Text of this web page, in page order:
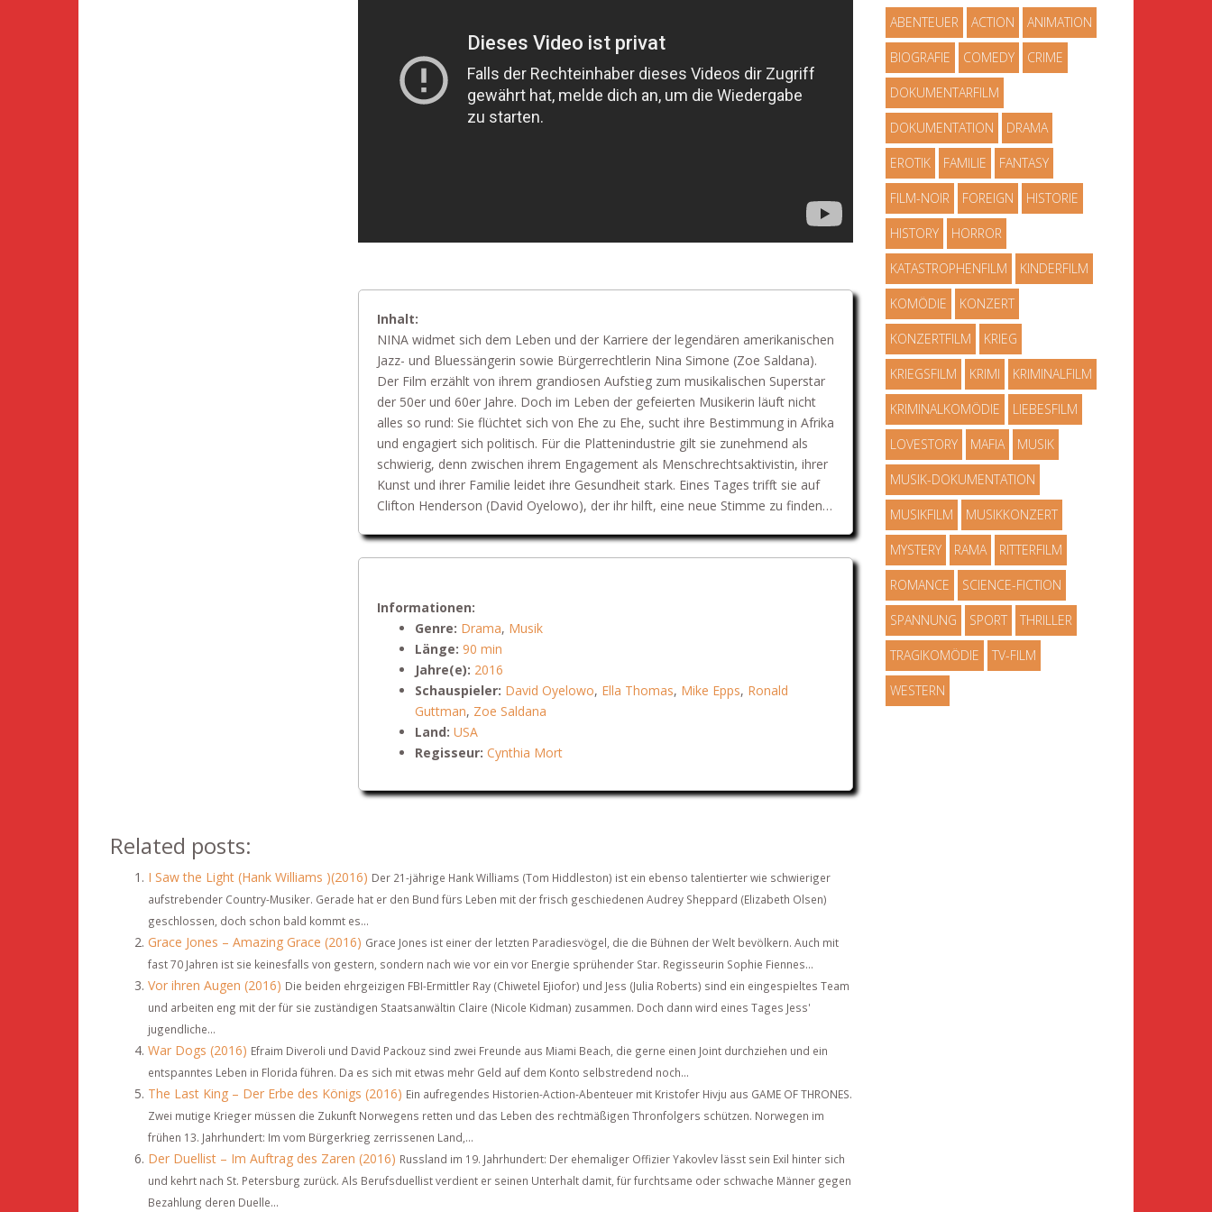
Inhalt:
NINA widmet sich dem Leben und der Karriere der legendären amerikanischen
Jazz- und Bluessängerin sowie Bürgerrechtlerin Nina Simone (Zoe Saldana).
Der Film erzählt von ihrem grandiosen Aufstieg zum musikalischen Superstar
der 50er und 60er Jahre. Doch im Leben der gefeierten Musikerin läuft nicht
alles so rund: Sie flüchtet sich von Ehe zu Ehe, sucht ihre Bestimmung in Afrika
und engagiert sich politisch. Für die Plattenindustrie gilt sie zunehmend als
schwierig, denn zwischen ihrem Engagement als Menschrechtsaktivistin, ihrer
Kunst und ihrer Familie leidet ihre Gesundheit stark. Eines Tages trifft sie auf
Clifton Henderson (David Oyelowo), der ihr hilft, eine neue Stimme zu finden…
Informationen:
Genre: Drama, Musik
Länge: 90 min
Jahre(e): 2016
Schauspieler: David Oyelowo, Ella Thomas, Mike Epps, Ronald
Guttman, Zoe Saldana
Land: USA
Regisseur: Cynthia Mort
Related posts:
I Saw the Light (Hank Williams )(2016) Der 21-jährige Hank Williams (Tom Hiddleston) ist ein ebenso talentierter wie schwieriger
aufstrebender Country-Musiker. Gerade hat er den Bund fürs Leben mit der frisch geschiedenen Audrey Sheppard (Elizabeth Olsen)
geschlossen, doch schon bald kommt es...
Grace Jones – Amazing Grace (2016) Grace Jones ist einer der letzten Paradiesvögel, die die Bühnen der Welt bevölkern. Auch mit
fast 70 Jahren ist sie keinesfalls von gestern, sondern nach wie vor ein vor Energie sprühender Star. Regisseurin Sophie Fiennes...
Vor ihren Augen (2016) Die beiden ehrgeizigen FBI-Ermittler Ray (Chiwetel Ejiofor) und Jess (Julia Roberts) sind ein eingespieltes Team
und arbeiten eng mit der für sie zuständigen Staatsanwältin Claire (Nicole Kidman) zusammen. Doch dann wird eines Tages Jess'
jugendliche...
War Dogs (2016) Efraim Diveroli und David Packouz sind zwei Freunde aus Miami Beach, die gerne einen Joint durchziehen und ein
entspanntes Leben in Florida führen. Da es sich mit etwas mehr Geld auf dem Konto selbstredend noch...
The Last King – Der Erbe des Königs (2016) Ein aufregendes Historien-Action-Abenteuer mit Kristofer Hivju aus GAME OF THRONES.
Zwei mutige Krieger müssen die Zukunft Norwegens retten und das Leben des rechtmäßigen Thronfolgers schützen. Norwegen im
frühen 13. Jahrhundert: Im vom Bürgerkrieg zerrissenen Land,...
Der Duellist – Im Auftrag des Zaren (2016) Russland im 19. Jahrhundert: Der ehemaliger Offizier Yakovlev lässt sein Exil hinter sich
und kehrt nach St. Petersburg zurück. Als Berufsduellist verdient er seinen Unterhalt damit, für furchtsame oder schwache Männer gegen
Bezahlung deren Duelle...
ABENTEUER ACTION ANIMATION
BIOGRAFIE COMEDY CRIME
DOKUMENTARFILM
DOKUMENTATION DRAMA
EROTIK FAMILIE FANTASY
FILM-NOIR FOREIGN HISTORIE
HISTORY HORROR
KATASTROPHENFILM KINDERFILM
KOMÖDIE KONZERT
KONZERTFILM KRIEG
KRIEGSFILM KRIMI KRIMINALFILM
KRIMINALKOMÖDIE LIEBESFILM
LOVESTORY MAFIA MUSIK
MUSIK-DOKUMENTATION
MUSIKFILM MUSIKKONZERT
MYSTERY RAMA RITTERFILM
ROMANCE SCIENCE-FICTION
SPANNUNG SPORT THRILLER
TRAGIKOMÖDIE TV-FILM
WESTERN